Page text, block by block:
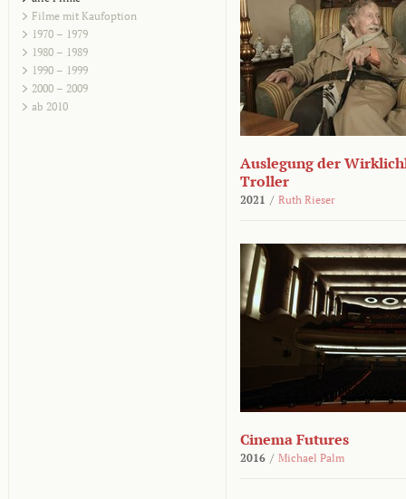
Filme mit Kaufoption
1970 – 1979
1980 – 1989
1990 – 1999
2000 – 2009
ab 2010
Auslegung der
Troller
2021 / Ruth Rieser
Cinema Futures
2016 / Michael Palm